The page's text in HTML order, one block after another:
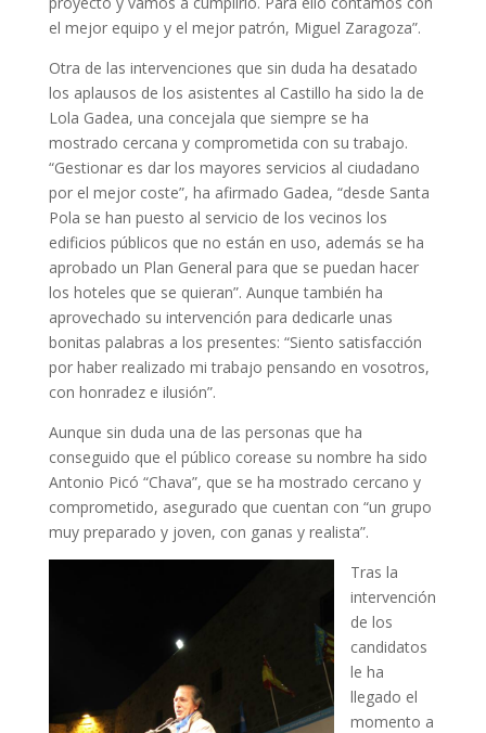
el mejor equipo y el mejor patrón, Miguel Zaragoza”.
Otra de las intervenciones que sin duda ha desatado
los aplausos de los asistentes al Castillo ha sido la de
Lola Gadea, una concejala que siempre se ha
mostrado cercana y comprometida con su trabajo.
“Gestionar es dar los mayores servicios al ciudadano
por el mejor coste”, ha afirmado Gadea, “desde Santa
Pola se han puesto al servicio de los vecinos los
edificios públicos que no están en uso, además se ha
aprobado un Plan General para que se puedan hacer
los hoteles que se quieran”. Aunque también ha
aprovechado su intervención para dedicarle unas
bonitas palabras a los presentes: “Siento satisfacción
por haber realizado mi trabajo pensando en vosotros,
con honradez e ilusión”.
Aunque sin duda una de las personas que ha
conseguido que el público corease su nombre ha sido
Antonio Picó “Chava”, que se ha mostrado cercano y
comprometido, asegurado que cuentan con “un grupo
muy preparado y joven, con ganas y realista”.
Tras la
intervención
de los
candidatos
le ha
llegado el
momento a